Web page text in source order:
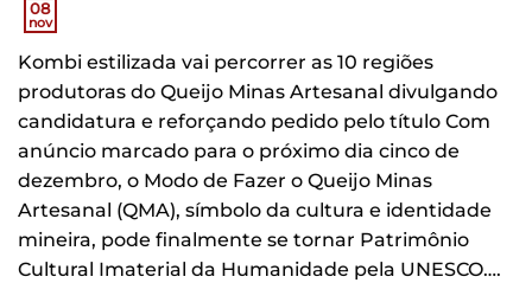
08
nov
Kombi estilizada vai percorrer as 10 regiões
produtoras do Queijo Minas Artesanal divulgando
candidatura e reforçando pedido pelo título Com
anúncio marcado para o próximo dia cinco de
dezembro, o Modo de Fazer o Queijo Minas
Artesanal (QMA), símbolo da cultura e identidade
mineira, pode finalmente se tornar Patrimônio
Cultural Imaterial da Humanidade pela UNESCO….